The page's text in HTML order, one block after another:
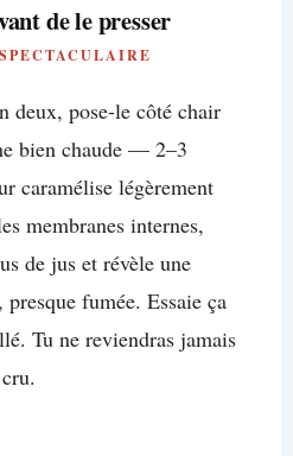
de le presser
deux, pose-le côté chair
bien chaude — 2–3
caramélise légèrement
membranes internes,
de jus et révèle une
fumée. Essaie ça
Tu ne reviendras jamais